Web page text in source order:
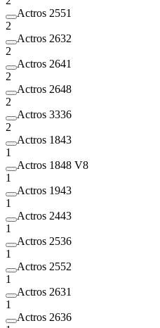
Actros 2551
2
Actros 2632
2
Actros 2641
2
Actros 2648
2
Actros 3336
2
Actros 1843
1
Actros 1848 V8
1
Actros 1943
1
Actros 2443
1
Actros 2536
1
Actros 2552
1
Actros 2631
1
Actros 2636